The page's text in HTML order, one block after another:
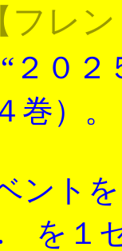
フレ
０２
巻）。
ント
を１